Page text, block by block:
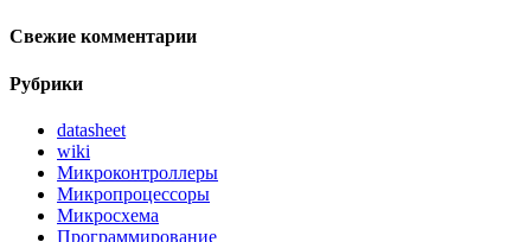
Свежие комментарии
Рубрики
datasheet
wiki
Микроконтроллеры
Микропроцессоры
Микросхема
Программирование